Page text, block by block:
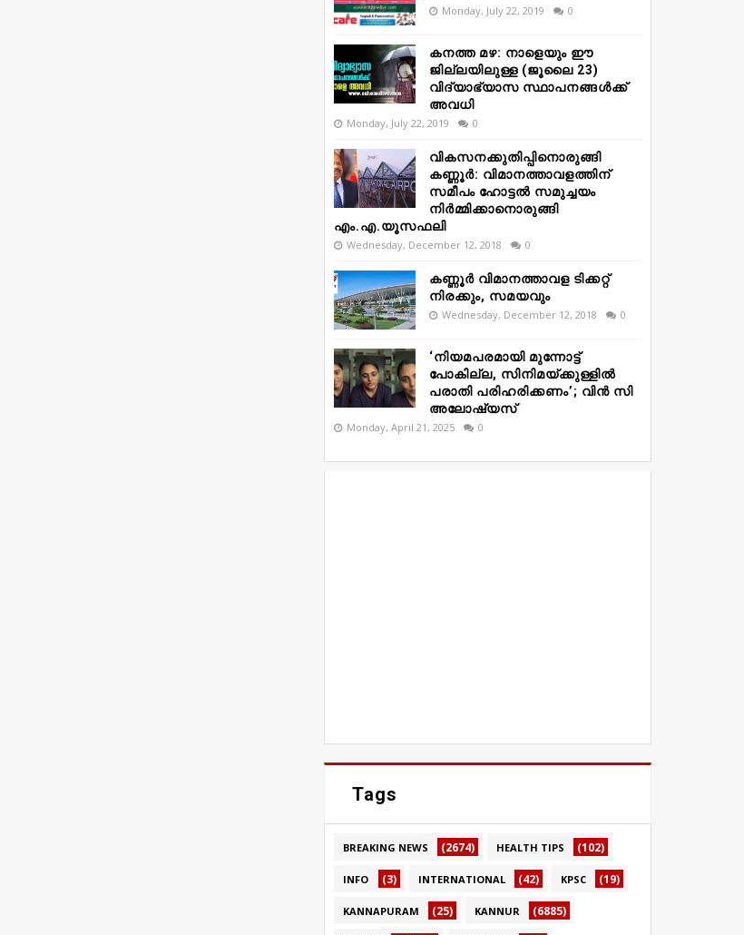
Monday, July 22, 2019 0
കനത്ത മഴ: നാളെയും ഈ
ജില്ലയിലുള്ള (ജൂലൈ 23)
വിദ്യാഭ്യാസ സ്ഥാപനങ്ങൾക്ക്
അവധി
Monday, July 22, 2019 0
വികസനക്കുതിപ്പിനൊരുങ്ങി
കണ്ണൂർ: വിമാനത്താവളത്തിന്
സമീപം ഹോട്ടൽ സമുച്ചയം
നിർമ്മിക്കാനൊരുങ്ങി
എം.എ.യൂസഫലി
Wednesday, December 12, 2018 0
കണ്ണൂർ വിമാനത്താവള ടിക്കറ്റ്
നിരക്കും, സമയവും
Wednesday, December 12, 2018 0
‘നിയമപരമായി മുന്നോട്ട്
പോകില്ല, സിനിമയ്ക്കുള്ളിൽ
പരാതി പരിഹരിക്കണം’; വിൻ സി
അലോഷ്യസ്
Monday, April 21, 2025 0
Tags
BREAKING NEWS (2674) HEALTH TIPS (102)
INFO (3) INTERNATIONAL (42) KPSC (19)
KANNAPURAM (25) KANNUR (6885)